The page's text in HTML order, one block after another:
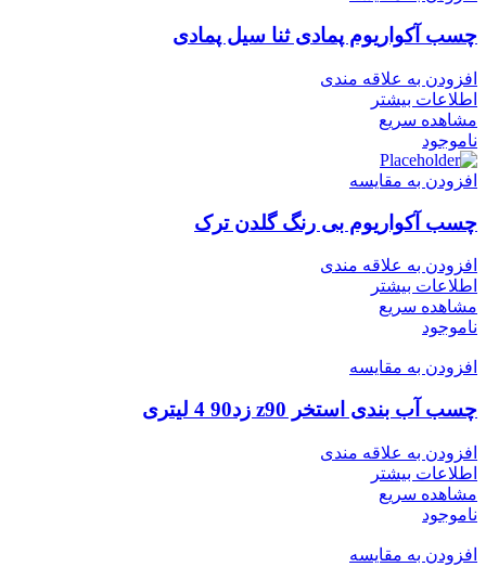
چسب آکواریوم پمادی ثنا سیل پمادی
افزودن به علاقه مندی
اطلاعات بیشتر
مشاهده سریع
ناموجود
افزودن به مقایسه
چسب آکواریوم بی رنگ گلدن ترک
افزودن به علاقه مندی
اطلاعات بیشتر
مشاهده سریع
ناموجود
افزودن به مقایسه
چسب آب بندی استخر z90 زد90 4 لیتری
افزودن به علاقه مندی
اطلاعات بیشتر
مشاهده سریع
ناموجود
افزودن به مقایسه